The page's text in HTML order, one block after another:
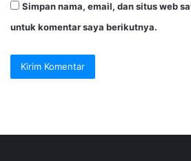
Simpan nama, email, dan situs web
untuk komentar saya berikutnya.